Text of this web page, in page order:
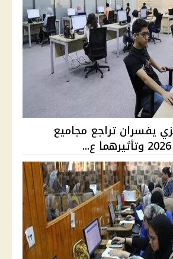
يفسران تراجع مجاميع